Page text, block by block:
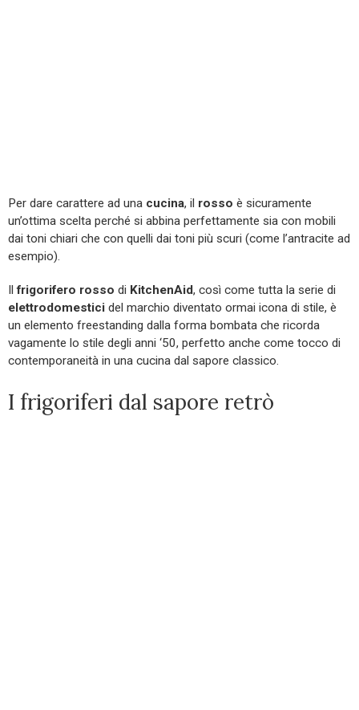
Per dare carattere ad una cucina, il rosso è sicuramente
un’ottima scelta perché si abbina perfettamente sia con mobili
dai toni chiari che con quelli dai toni più scuri (come l’antracite ad
esempio).
Ilfrigorifero rosso di KitchenAid, così come tutta la serie di
elettrodomestici del marchio diventato ormai icona di stile, è
un elemento freestanding dalla forma bombata che ricorda
vagamente lo stile degli anni ‘50, perfetto anche come tocco di
contemporaneità in una cucina dal sapore classico.
I frigoriferi dal sapore retrò